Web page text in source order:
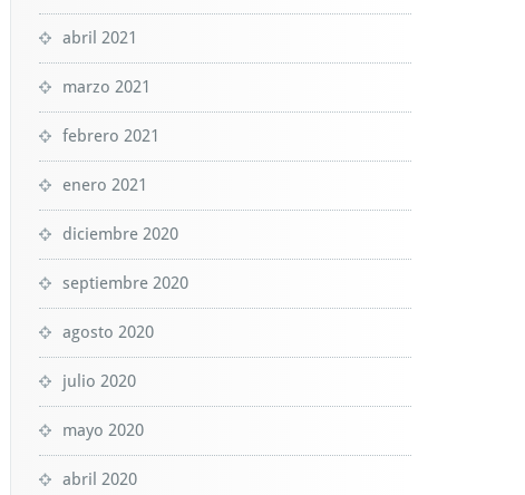
abril 2021
marzo 2021
febrero 2021
enero 2021
diciembre 2020
septiembre 2020
agosto 2020
julio 2020
mayo 2020
abril 2020